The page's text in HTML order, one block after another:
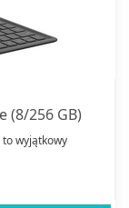
(8/256 GB)
wyjątkowy